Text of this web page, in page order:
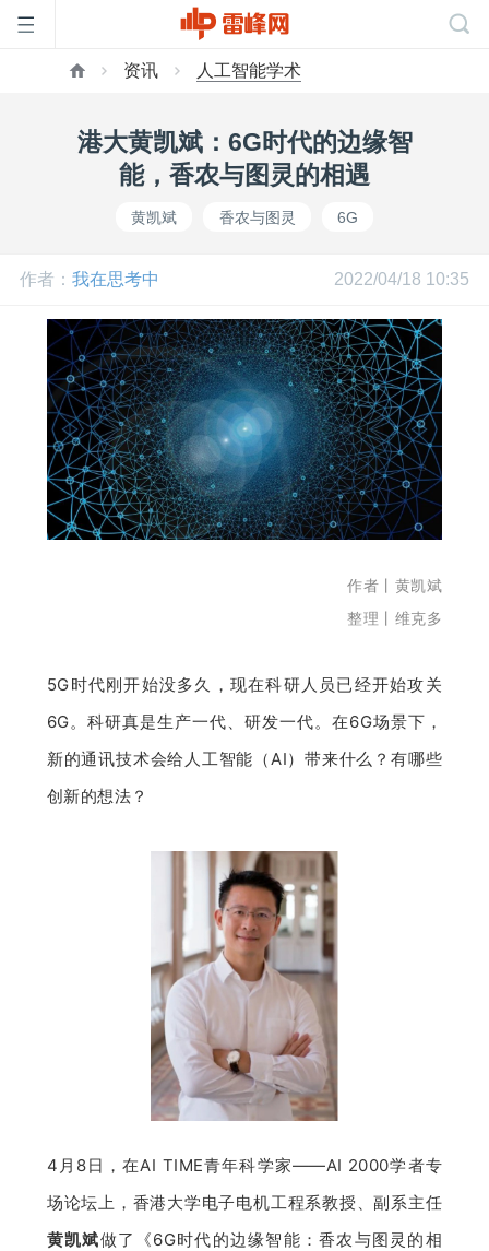
网
公
开
动
中
机
资讯 人工智能学术
港大黄凯斌：6G时代的边缘智
能，香农与图灵的相遇
黄凯斌 香农与图灵 6G
作者： 我在思考中 2022/04/18 10:35
作者丨黄凯斌
整理丨维克多
5G时代刚开始没多久，现在科研人员已经开始攻关
6G。科研真是生产一代、研发一代。在6G场景下，
新的通讯技术会给人工智能（AI）带来什么？有哪些
创新的想法？
4月8日，在AI TIME青年科学家——AI 2000学者专
场论坛上，香港大学电子电机工程系教授、副系主任
黄凯斌做了《6G时代的边缘智能：香农与图灵的相